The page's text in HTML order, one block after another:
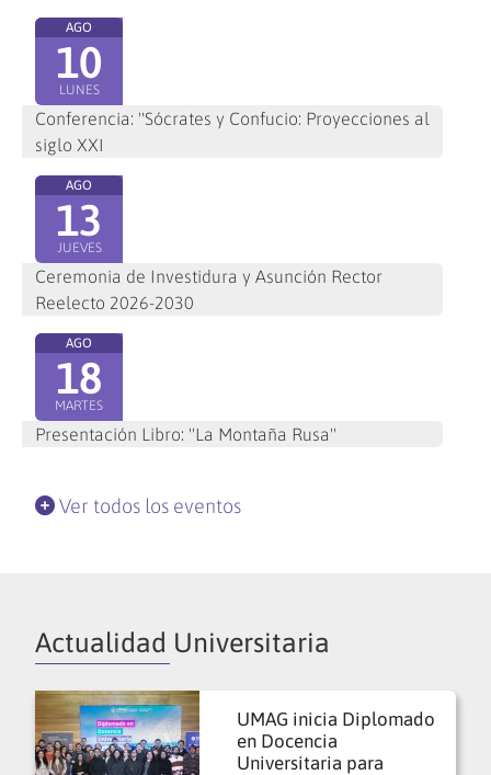
AGO
10
LUNES
Conferencia: "Sócrates y Confucio: Proyecciones al
siglo XXI
AGO
13
JUEVES
Ceremonia de Investidura y Asunción Rector
Reelecto 2026-2030
AGO
18
MARTES
Presentación Libro: "La Montaña Rusa"
Ver todos los eventos
Actualidad Universitaria
UMAG inicia Diplomado
en Docencia
Universitaria para